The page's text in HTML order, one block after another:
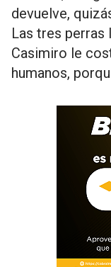
devuelve,
Las tres perras
Casimiro le
humanos,